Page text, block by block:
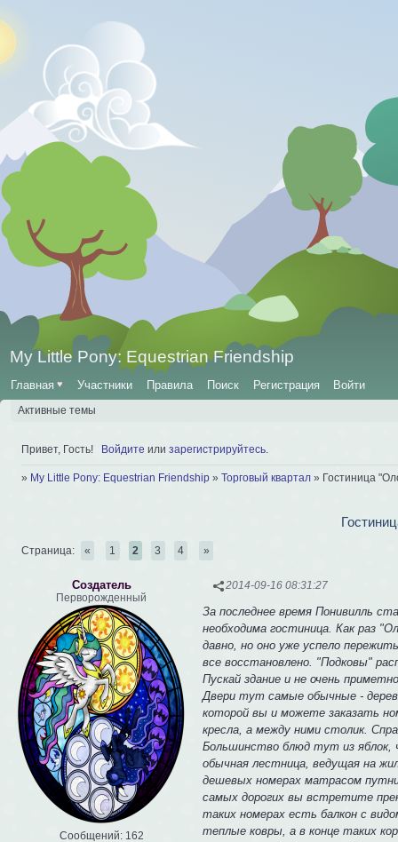
My Little Pony: Equestrian Friendship
Главная ♥ Участники Правила Поиск Регистрация Войти
Активные темы
Привет, Гость! Войдите или зарегистрируйтесь
» My Little Pony: Equestrian Friendship » Торговый квартал » Гостиница
Страница: « 1 2 3 4 »
2014-09-16 08:31:27
Создатель
Перворожденный
Сообщений:162
За последнее время Понивилль
необходима гостиница. Как раз
давно, но оно уже успело
все восстановлено. "Подковы"
Пускай здание и не очень
Двери тут самые обычные -
которой вы и можете заказать
кресла, а между ними столик.
Большинство блюд тут из
обычная лестница, ведущая на
дешевых номерах матрасом
самых дорогих вы встретите
таких номерах есть балкон с
теплые ковры, а в конце таких